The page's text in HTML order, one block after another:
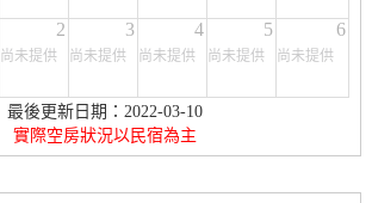
2
尚未提供
3
尚未提供
4
尚未提供
5
尚未提供
6
尚未提供
最後更新日期：2022-03-10
實際空房狀況以民宿為主